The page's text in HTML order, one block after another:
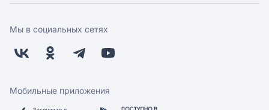
Поставщикам
Заводчикам
Обратная связь
Оплата
Бонусная программа
Скидки и акции
Мы в социальных сетях
Мобильные приложения